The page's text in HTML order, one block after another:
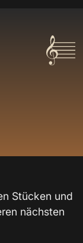
Stücken und
nächsten